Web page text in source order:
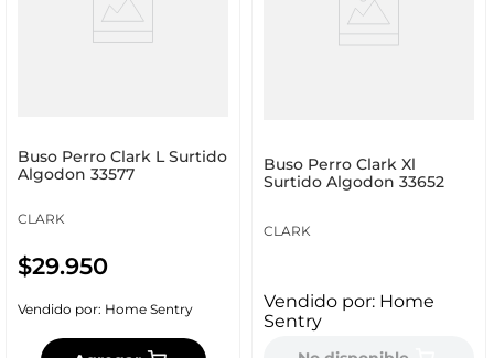
Buso Perro Clark L Surtido
Algodon 33577
CLARK
$29.950
Vendido por: Home Sentry
Buso Perro Clark Xl
Surtido Algodon 33652
CLARK
Vendido por: Home
Sentry